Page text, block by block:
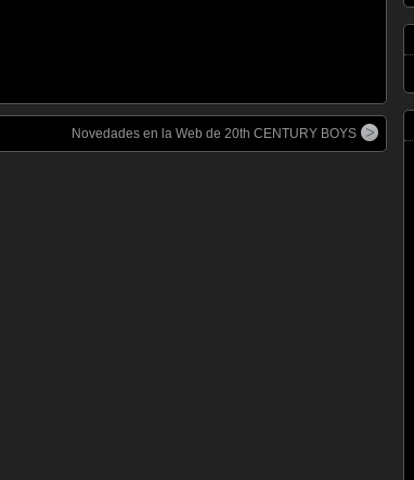
Novedades en la Web de 20th CENTURY BOYS